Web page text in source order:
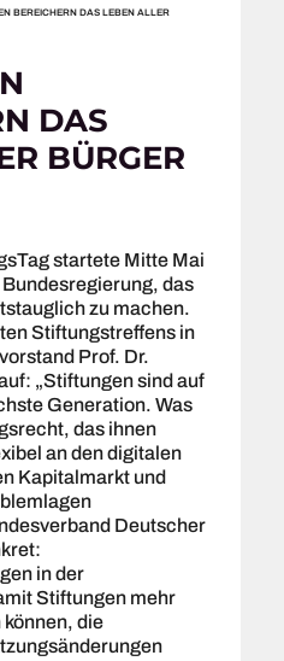
BEREICHERN DAS LEBEN ALLER
DAS
BÜRGER
startete Mitte Mai
das
zu machen.
Stiftungstreffens in
Prof. Dr.
„Stiftungen sind auf
Generation. Was
das ihnen
an den digitalen
Kapitalmarkt und
Deutscher
in der
Stiftungen mehr
die